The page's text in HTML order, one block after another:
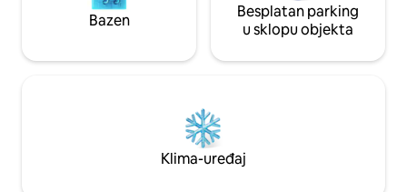
Bazen
Besplatan parking
u sklopu objekta
Klima-uređaj